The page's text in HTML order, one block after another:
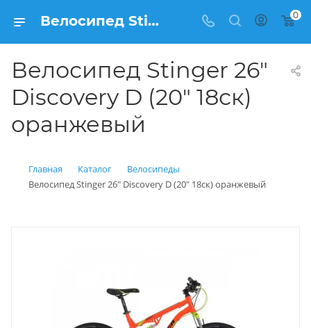
Велосипед Stinger 26" Discovery D (20" 18ск) оранжевый купить: цена 17 650 рублей в Балашихе | Интернет магазин Вело150 0
Велосипед Stinger 26"
Discovery D (20" 18ск)
оранжевый
Главная Каталог
Велосипеды
Велосипед Stinger 26" Discovery D (20" 18ск) оранжевый